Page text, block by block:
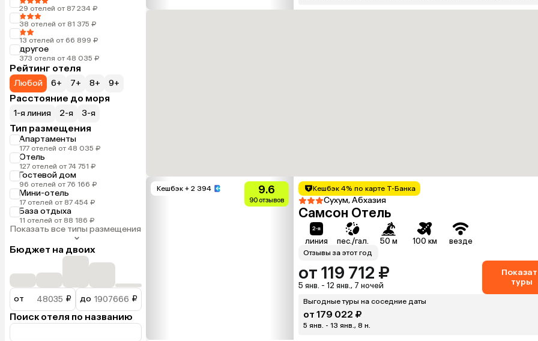
29 отелей от 87 234 ₽
38 отелей от 81 375 ₽
13 отелей от 66 899 ₽
другое
373 отеля от 48 035 ₽
Рейтинг отеля
Любой 6+ 7+ 8+ 9+
Расстояние до моря
1-я линия 2-я 3-я
Тип размещения
Апартаменты
177 отелей от 48 035 ₽
Отель
127 отелей от 74 751 ₽
Гостевой дом
96 отелей от 76 166 ₽
Мини-отель
17 отелей от 87 454 ₽
База отдыха
11 отелей от 88 186 ₽
Показать все типы размещения
Бюджет на двоих
от ₽ до ₽
Поиск отеля по названию
Кешбэк + 2 394 9.6
90 отзывов
Кешбэк 4% по карте Т-Банка
Сухум, Абхазия
Самсон Отель
линия пес./гал. 50 м 100 км везде
Отзывы за этот год
от 119 712 ₽
5 янв. - 12 янв., 7 ночей
туры
Выгодные туры на соседние даты
от 179 022 ₽
5 янв. - 13 янв., 8 н.